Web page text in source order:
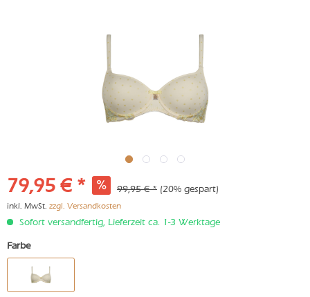
79,95 € * 99,95 € * (20% gespart)
inkl. MwSt. zzgl. Versandkosten
Sofort versandfertig, Lieferzeit ca. 1-3 Werktage
Farbe